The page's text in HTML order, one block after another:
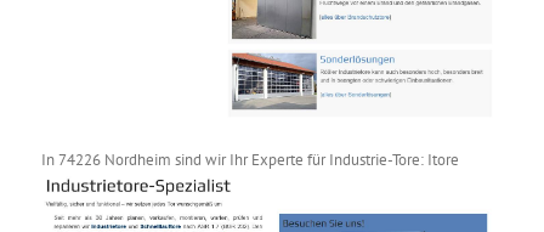
In 74226 Nordheim sind wir Ihr Experte für Industrie-Tore: Itore